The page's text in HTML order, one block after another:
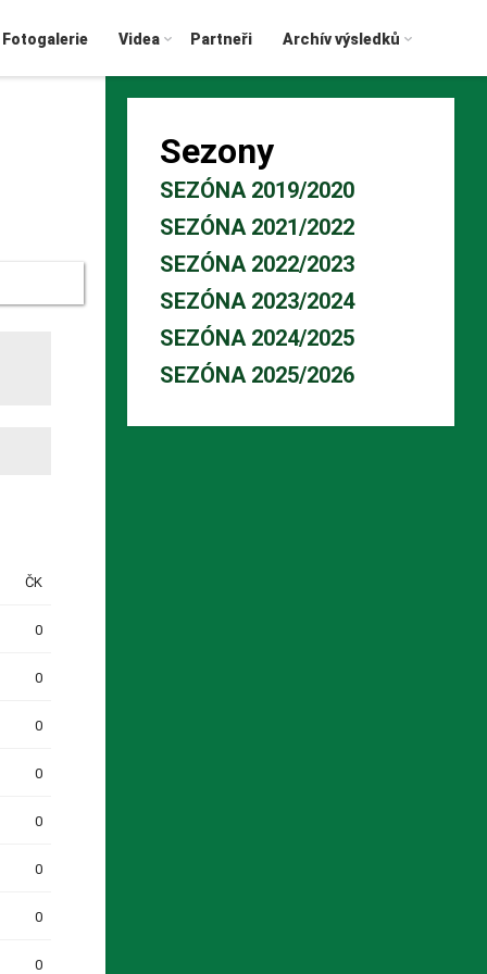
Fotogalerie Videa Partneři Archív výsledků
ČK
0
0
0
0
0
0
0
0
Sezony
SEZÓNA 2019/2020
SEZÓNA 2021/2022
SEZÓNA 2022/2023
SEZÓNA 2023/2024
SEZÓNA 2024/2025
SEZÓNA 2025/2026